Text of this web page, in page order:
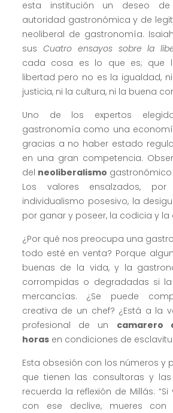
esta institución un deseo de
autoridad gastronómica y de
neoliberal de gastronomía.
sus Cuatro ensayos sobre la
cada cosa es lo que es; que
libertad pero no es la igualdad,
justicia, ni la cultura, ni la buena
Uno de los expertos
gastronomía como una
gracias a no haber estado
en una gran competencia.
del neoliberalismo gastronómico
Los valores ensalzados,
individualismo posesivo, la
por ganar y poseer, la codicia y la
¿Por qué nos preocupa una
todo esté en venta? Porque
buenas de la vida, y la
corrompidas o degradadas si
mercancías. ¿Se puede
creativa de un chef? ¿Está a la
profesional de un camarero
horasen condiciones de
Esta obsesión con los números y
que tienen las consultoras y
recuerda la reflexión de Millás:
con ese declive, mueres con